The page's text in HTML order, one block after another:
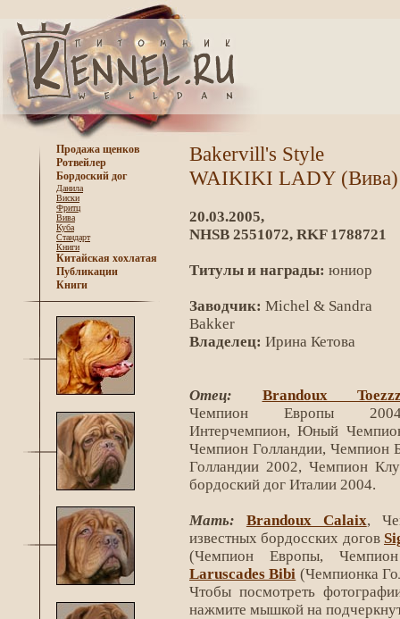
Продажа щенков
Ротвейлер
Бордоский дог
Данила
Виски
Фритц
Вива
Куба
Стандарт
Книги
Китайская хохлатая
Публикации
Книги
Bakervill's Style
WAIKIKI LADY (Вива)
20.03.2005,
NHSB 2551072, RKF 1788721
Титулы и награды: юниор
Заводчик: Michel & Sandra
Bakker
Владелец: Ирина Кетова
Отец:
Brandoux
Чемпион Европы
Интерчемпион, Юный
Чемпион Голландии, Чемпион
Голландии 2002, Чемпион
бордоский дог Италии 2004.
Мать: Brandoux Calaix,
известных бордосских догов
(Чемпион Европы,
Laruscades Bibi (Чемпионка
Чтобы посмотреть
нажмите мышкой на